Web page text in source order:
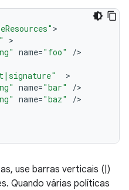
name="foo" /
name="bar" /
name="baz" /
use barras verticais (|)
Quando várias políticas